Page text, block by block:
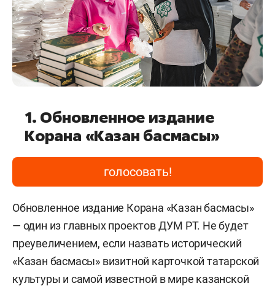
1. Обновленное издание
Корана «Казан басмасы»
голосовать!
Обновленное издание Корана «Казан басмасы»
— один из главных проектов ДУМ РТ. Не будет
преувеличением, если назвать исторический
«Казан басмасы» визитной карточкой татарской
культуры и самой известной в мире казанской